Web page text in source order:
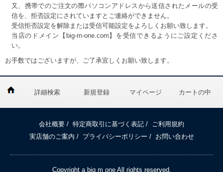
又、携帯でのご注文の際パソコンアドレスから送信されたメールの受
信を、拒否設定にされていますとご連絡ができません。
受信拒否設定を解除または受信可能設定をよろしくお願い致します。
当店のドメイン【big-m-one.com】を受信できるようにご設定くださ
い。
お手数ではございますが、ご了承宜しくお願い致します。
詳細検索 新規登録 マイページ カートの中
会社概要 / 特定商取引に基づく表記 /
ご利用規約
実店舗のご案内 / プライバシーポリシー / お問い合わせ
Copyright a big m one All rights reserved.